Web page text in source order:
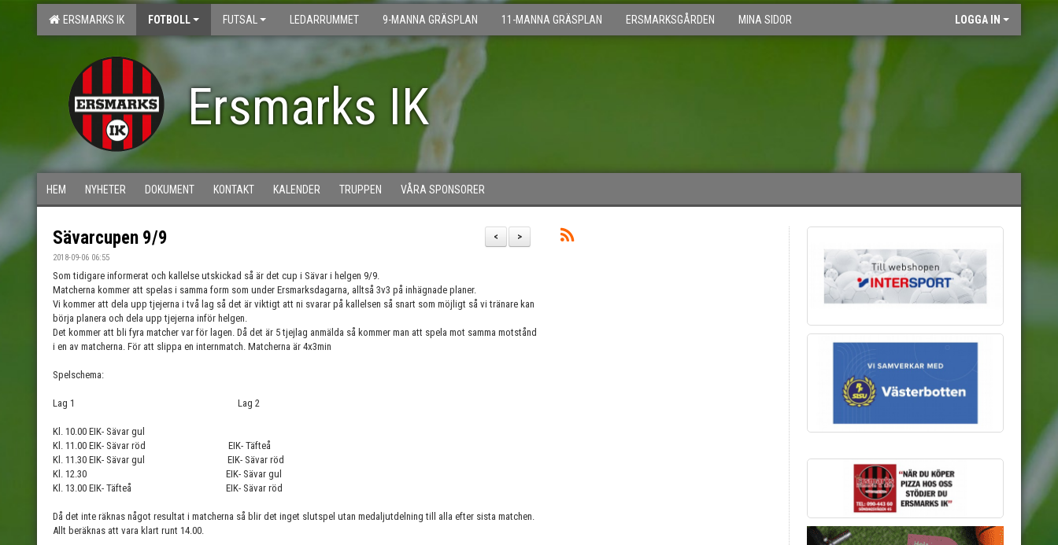
ERSMARKS IK FOTBOLL FUTSAL LEDARRUMMET 9-MANNA GRÄSPLAN 11-MANNA GRÄSPLAN ERSMARKSGÅRDEN MINA SIDOR LOGGA IN
Ersmarks IK
HEM NYHETER DOKUMENT KONTAKT KALENDER TRUPPEN VÅRA SPONSORER
>
<
Sävarcupen 9/9
2018-09-06 06:55
Som tidigare informerat och kallelse utskickad så är det cup i Sävar i helgen 9/9.
Matcherna kommer att spelas i samma form som under Ersmarksdagarna, alltså 3v3 på inhägnade planer.
Vi kommer att dela upp tjejerna i två lag så det är viktigt att ni svarar på kallelsen så snart som möjligt så vi tränare kan
börja planera och dela upp tjejerna inför helgen.
Det kommer att bli fyra matcher var för lagen. Då det är 5 tjejlag anmälda så kommer man att spela mot samma motstånd
i en av matcherna. För att slippa en internmatch. Matcherna är 4x3min
Spelschema:
Lag 1 Lag 2
Kl. 10.00 EIK- Sävar gul
Kl. 11.00 EIK- Sävar röd EIK- Täfteå
Kl. 11.30 EIK- Sävar gul EIK- Sävar röd
Kl. 12.30 EIK- Sävar gul
Kl. 13.00 EIK- Täfteå EIK- Sävar röd
Då det inte räknas något resultat i matcherna så blir det inget slutspel utan medaljutdelning till alla efter sista matchen.
Allt beräknas att vara klart runt 14.00.